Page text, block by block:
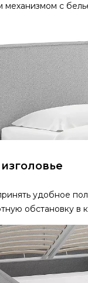
механизмом с
удобное
обстановку в